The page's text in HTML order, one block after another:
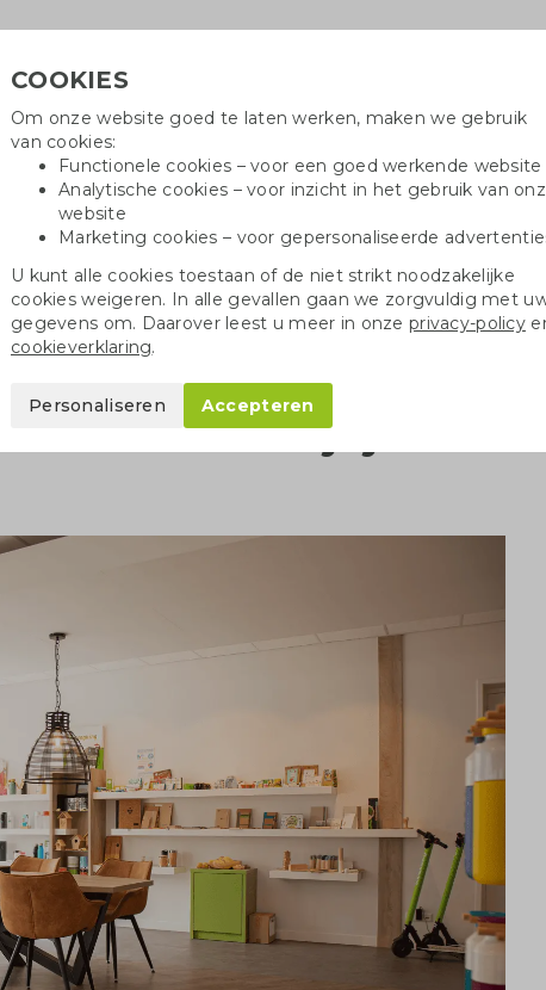
Katoenen tassen Pennen
Greengiving is verhuisd + een kijkje in de showroom
+ een kijkje in
COOKIES
Om onze website goed te laten werken, maken we gebruik
van cookies:
Functionele cookies – voor een goed werkende website
Analytische cookies – voor inzicht in het gebruik van
website
Marketing cookies – voor gepersonaliseerde
U kunt alle cookies toestaan of de niet strikt noodzakelijke
cookies weigeren. In alle gevallen gaan we zorgvuldig met
gegevens om. Daarover leest u meer in onzeprivacy-policy
cookieverklaring.
Personaliseren Accepteren